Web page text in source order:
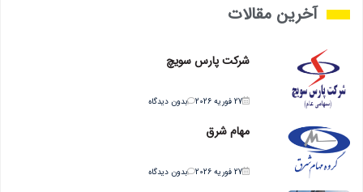
آخرین مقالات
شرکت پارس سویچ
27 فوریه 2026 بدون دیدگاه
مهام شرق
27 فوریه 2026 بدون دیدگاه